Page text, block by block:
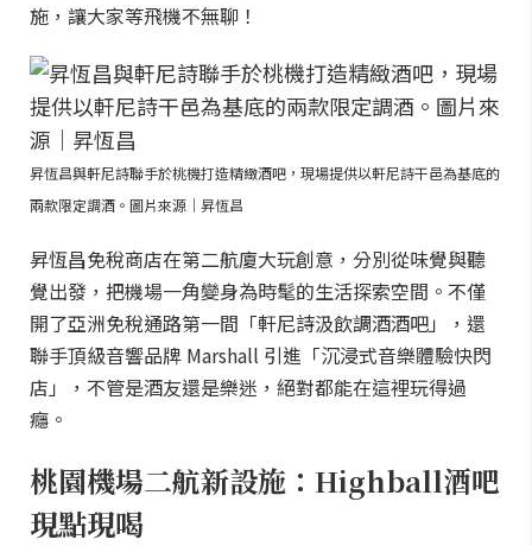
施，讓大家等飛機不無聊！
昇恆昌與軒尼詩聯手於桃機打造精緻酒吧，現場提供以軒尼詩干邑為基底的
兩款限定調酒。圖片來源｜昇恆昌
昇恆昌免稅商店在第二航廈大玩創意，分別從味覺與聽
覺出發，把機場一角變身為時髦的生活探索空間。不僅
開了亞洲免稅通路第一間「軒尼詩汲飲調酒酒吧」，還
聯手頂級音響品牌 Marshall 引進「沉浸式音樂體驗快閃
店」，不管是酒友還是樂迷，絕對都能在這裡玩得過
癮。
桃園機場二航新設施：Highball酒吧
現點現喝